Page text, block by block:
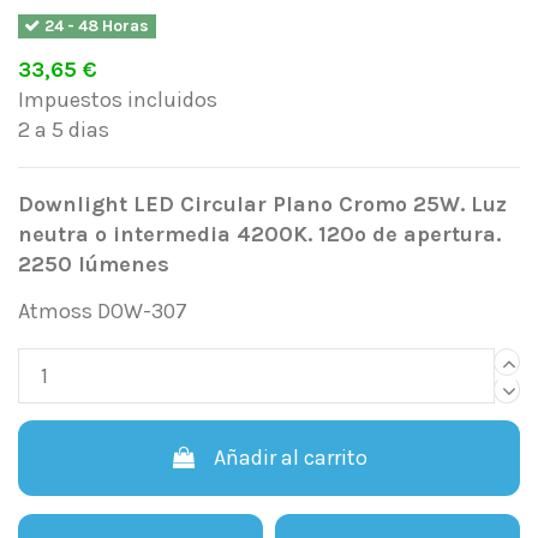
24 - 48 Horas
33,65 €
Impuestos incluidos
2 a 5 dias
Downlight LED Circular Plano Cromo 25W. Luz
neutra o intermedia 4200K. 120º de apertura.
2250 lúmenes
Atmoss DOW-307
Añadir al carrito